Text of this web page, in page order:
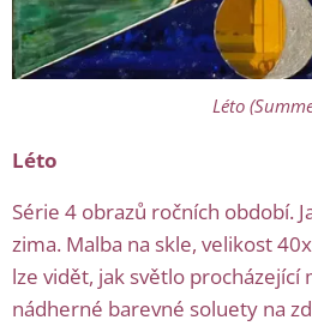
Léto
Léto
Série 4 obrazů ročních období.
zima. Malba na skle, velikost
lze vidět, jak světlo procházející
nádherné barevné soluety na